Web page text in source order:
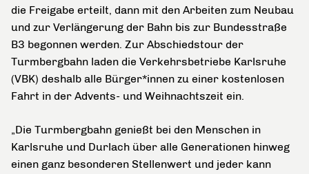
die Freigabe erteilt, dann mit den Arbeiten zum Neubau
und zur Verlängerung der Bahn bis zur Bundesstraße
B3 begonnen werden. Zur Abschiedstour der
Turmbergbahn laden die Verkehrsbetriebe Karlsruhe
(VBK) deshalb alle Bürger*innen zu einer kostenlosen
Fahrt in der Advents- und Weihnachtszeit ein.
„Die Turmbergbahn genießt bei den Menschen in
Karlsruhe und Durlach über alle Generationen hinweg
einen ganz besonderen Stellenwert und jeder kann